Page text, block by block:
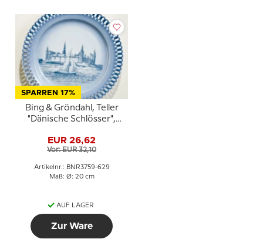
SPARREN 17%
Bing & Gröndahl, Teller
"Dänische Schlösser",
EUR 26,62
Vor: EUR 32,10
Artikelnr.: BNR3759-629
Maß: Ø: 20 cm
AUF LAGER
Zur Ware